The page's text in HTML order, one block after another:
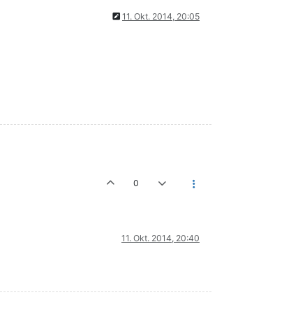
11. Okt. 2014, 20:05
0
11. Okt. 2014, 20:40